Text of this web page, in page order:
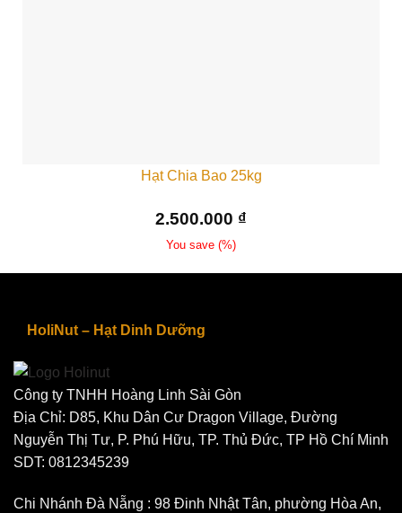
Hạt Chia Bao 25kg
2.500.000 ₫
You save (%)
HoliNut – Hạt Dinh Dưỡng
Công ty TNHH Hoàng Linh Sài Gòn
Địa Chỉ: D85, Khu Dân Cư Dragon Village, Đường
Nguyễn Thị Tư, P. Phú Hữu, TP. Thủ Đức, TP Hồ Chí Minh
SDT: 0812345239
Chi Nhánh Đà Nẵng : 98 Đinh Nhật Tân, phường Hòa An,